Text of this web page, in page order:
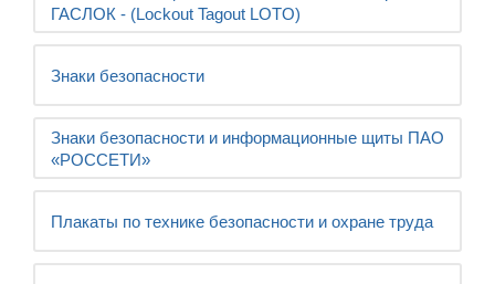
ГАСЛОК - (Lockout Tagout LOTO)
Знаки безопасности
Знаки безопасности и информационные щиты ПАО
«РОССЕТИ»
Плакаты по технике безопасности и охране труда